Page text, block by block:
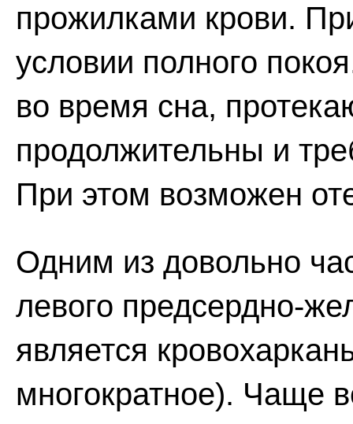
прожилками крови.
условии полного
во время сна,
продолжительны и
При этом возможен
Одним из довольно
левого предсердно-
является
многократное). Чаще